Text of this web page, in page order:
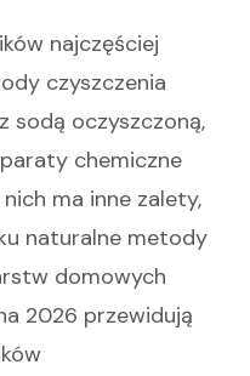
najczęściej
czyszczenia
sodą oczyszczoną,
chemiczne
ma inne zalety,
naturalne metody
domowych
2026 przewidują